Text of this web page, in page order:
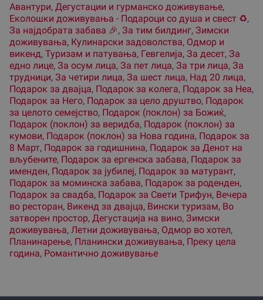
Авантури, Дегустации и гурманско доживување,
Еколошки доживувања - Подароци со душа и свест ♻️,
За наjдобрата забава 🎉, За тим билдинг, Зимски
доживувања, Кулинарски задоволства, Одмор и
викенд, Туризам и патувања, Гевгелиjа, За десет, За
едно лице, За осум лица, За пет лица, За три лица, За
трудници, За четири лица, За шест лица, Над 20 лица,
Подарок за двајца, Подарок за колега, Подарок за Неа,
Подарок за Него, Подарок за цело друштво, Подарок
за целото семејство, Подарок (поклон) за Божиќ,
Подарок (поклон) за веридба, Подарок (поклон) за
кумови, Подарок (поклон) за Нова година, Подарок за
8 Март, Подарок за годишнина, Подарок за Денот на
вљубените, Подарок за ергенска забава, Подарок за
именден, Подарок за јубилеј, Подарок за матурант,
Подарок за моминска забава, Подарок за роденден,
Подарок за свадба, Подарок за Свети Трифун, Вечера
во ресторан, Викенд за двајца, Вински туризам, Во
затворен простор, Дегустација на вино, Зимски
доживувања, Летни доживувања, Одмор во хотел,
Планинарење, Планински доживувања, Преку цела
година, Романтично доживување